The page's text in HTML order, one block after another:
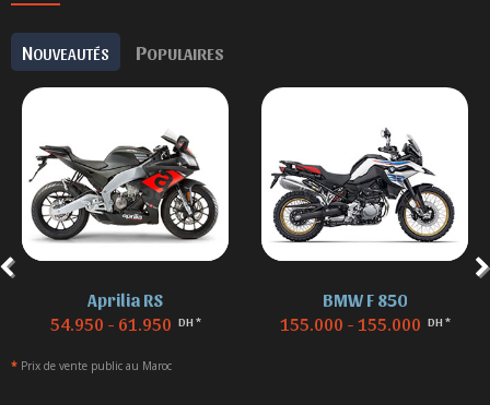
NOUVEAUTÉS POPULAIRES
Aprilia RS
54.950 - 61.950 DH *
BMW F 850
155.000 - 155.000 DH *
* Prix de vente public au Maroc